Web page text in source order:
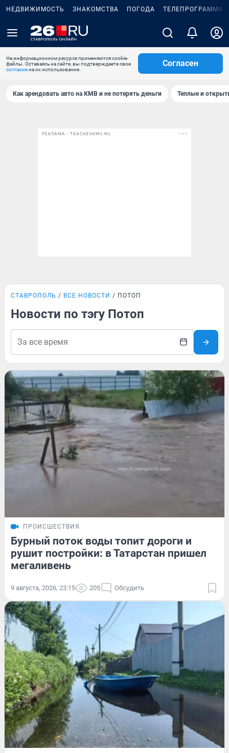
НЕДВИЖИМОСТЬ ЗНАКОМСТВА ПОГОДА ТЕЛЕПРОГРАММА
На информационном ресурсе применяются cookie-
файлы. Оставаясь на сайте, вы подтверждаете свое
согласиена их использование.
Согласен
Как арендовать авто на КМВ и не потерять деньги Теплые и
РЕКЛАМА • TKACHEVKMV.RU
СТАВРОПОЛЬ ВСЕ НОВОСТИ ПОТОП
Новости по тэгу Потоп
ПРОИСШЕСТВИЯ
Бурный поток воды топит дороги и
рушит постройки: в Татарстан пришел
мегаливень
9 августа, 2026, 23:15 205 Обсудить